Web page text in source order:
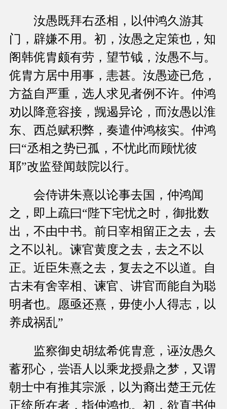
汝愚既拜右丞相，以仲鸿久游其
门，辟嫌不用。初，汝愚之定策也，知
阁韩侂胄颇有劳，望节钺，汝愚不与。
侂胄方居中用事，恚甚。汝愚迹已危，
方益自严重，选人求见者例不许。仲鸿
劝以降意容接，觊遏异论，而汝愚以淮
东、西总赋积弊，奏遣仲鸿核实。仲鸿
曰“丞相之势已孤，不忧此而顾忧彼
耶”改监登闻鼓院以行。
会侍讲朱熹以论事去国，仲鸿闻
之，即上疏曰“陛下宅忧之时，御批数
出，不由中书。前日宰相留正之去，去
之不以礼。谏官黄度之去，去之不以
正。近臣朱熹之去，复去之不以道。自
古未有舍宰相、谏官、讲官而能自为聪
明者也。愿亟还熹，毋使小人得志，以
养成祸乱”
监察御史胡纮希侂胄意，诬汝愚久
蓄邪心，尝语人以乘龙授鼎之梦，又谓
朝士中有推其宗派，以为裔出楚王元佐
正统所在者，指仲鸿也。初，欲直书仲